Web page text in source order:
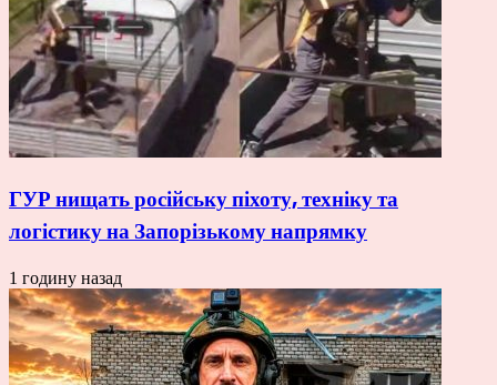
ГУР нищать російську піхоту, техніку та
логістику на Запорізькому напрямку
1 годину назад